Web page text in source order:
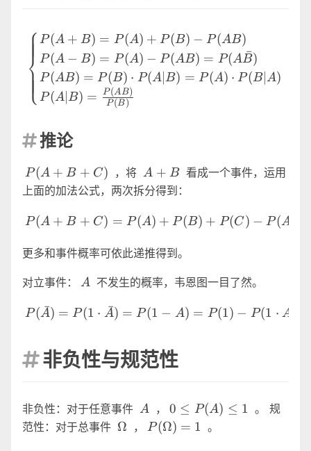
\begin{cases}
⎩
⎨
⎧ P(A + B) = P(A) + P(B) − P (AB)
P(A − B) = P(A) − P(A B) = P(A B
ˉ)
P(AB) = P(B) ⋅ P(A ∣B) = P(A) ⋅ P(B∣ A)
P(A∣ B) = P (B)
P(AB)
推论
P(A+B+C)
P(A + B + C) ，将 A+B
A + B 看成一个事件，运用
上面的加法公式，两次拆分得到：
P(A + B + C) = P(A) + P(B) + P(C) − P(A
更多和事件概率可依此递推得到。
对立事件： A
A 不发生的概率，韦恩图一目了然。
P(\bar{A})=P(1 \cdot
P(A
ˉ) = P(1 ⋅ A
ˉ) = P(1 − A) = P(1) − P(1 ⋅ A
非负性与规范性
非负性：对于任意事件 A
A ，
0 \le
P(A)
\le 1
0 ≤ P(A) ≤ 1 。 规
范性：对于总事件 \Omega
Ω ， P(\Omega)=1
P(Ω) = 1 。